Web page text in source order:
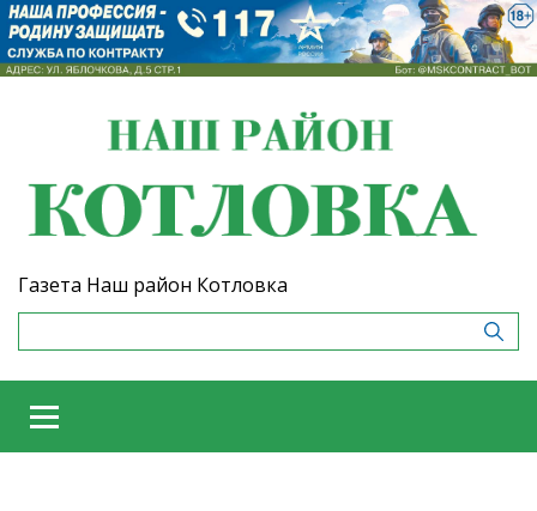
Газета Наш район Котловка